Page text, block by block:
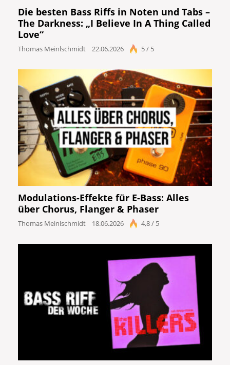
Die besten Bass Riffs in Noten und Tabs –
The Darkness: „I Believe In A Thing Called
Love“
Thomas Meinlschmidt 22.06.2026 5 / 5
Modulations-Effekte für E-Bass: Alles
über Chorus, Flanger & Phaser
Thomas Meinlschmidt 18.06.2026 4,8 / 5